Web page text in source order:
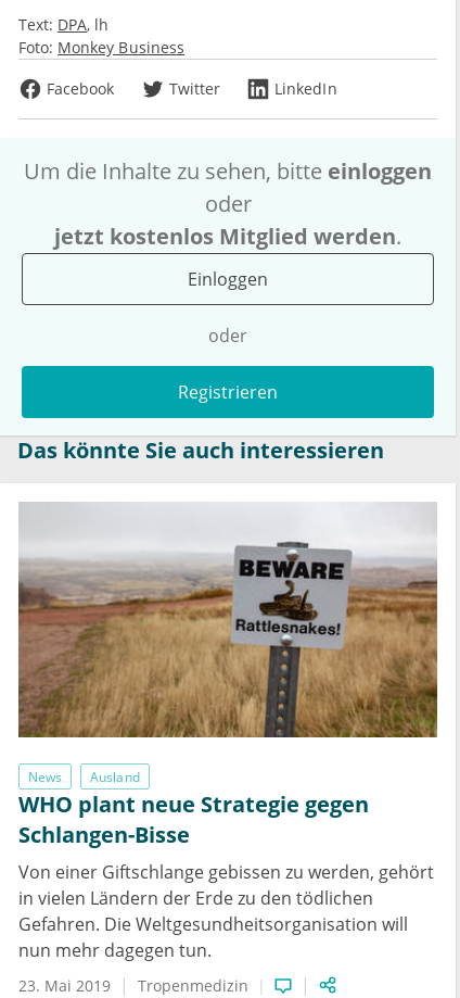
Text: DPA lh
Foto: Monkey Business
Facebook
Twitter LinkedIn
Um die Inhalte zu sehen, bitte einloggen
oder
jetzt kostenlos Mitglied werden.
Einloggen
oder
Registrieren
Das könnte Sie auch interessieren
News Ausland
WHO plant neue Strategie gegen
Schlangen-Bisse
Von einer Giftschlange gebissen zu werden, gehört
in vielen Ländern der Erde zu den tödlichen
Gefahren. Die Weltgesundheitsorganisation will
nun mehr dagegen tun.
23. Mai 2019 Tropenmedizin